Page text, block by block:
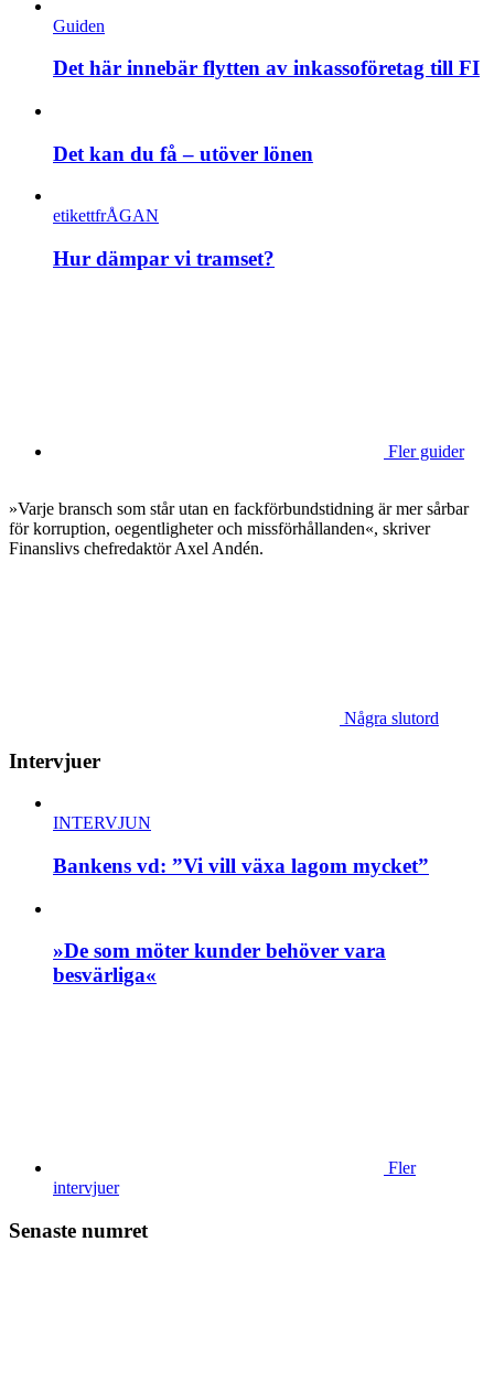
Guiden
Det här innebär flytten av inkassoföretag till FI
Det kan du få – utöver lönen
etikettfrÅGAN
Hur dämpar vi tramset?
Fler guider
»Varje bransch som står utan en fackförbundstidning är mer sårbar
för korruption, oegentligheter och missförhållanden«, skriver
Finanslivs chefredaktör Axel Andén.
Några slutord
Intervjuer
INTERVJUN
Bankens vd: ”Vi vill växa lagom mycket”
»De som möter kunder behöver vara
besvärliga«
Fler
intervjuer
Senaste numret